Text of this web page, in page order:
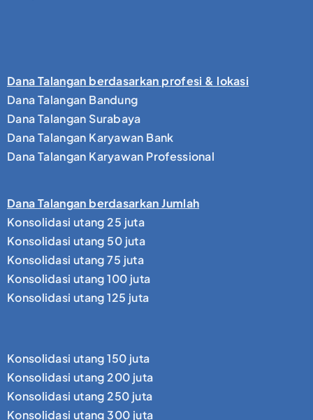
Dana Talangan berdasarkan profesi & lokasi
Dana Talangan Bandung
Dana Talangan Surabaya
Dana Talangan Karyawan Bank
Dana Talangan Karyawan Professional
Dana Talangan berdasarkan Jumlah
Konsolidasi utang 25 juta
Konsolidasi utang 50 juta
Konsolidasi utang 75 juta
Konsolidasi utang 100 juta
Konsolidasi utang 125 juta
Konsolidasi utang 150 juta
Konsolidasi utang 200 juta
Konsolidasi utang 250 juta
Konsolidasi utang 300 juta